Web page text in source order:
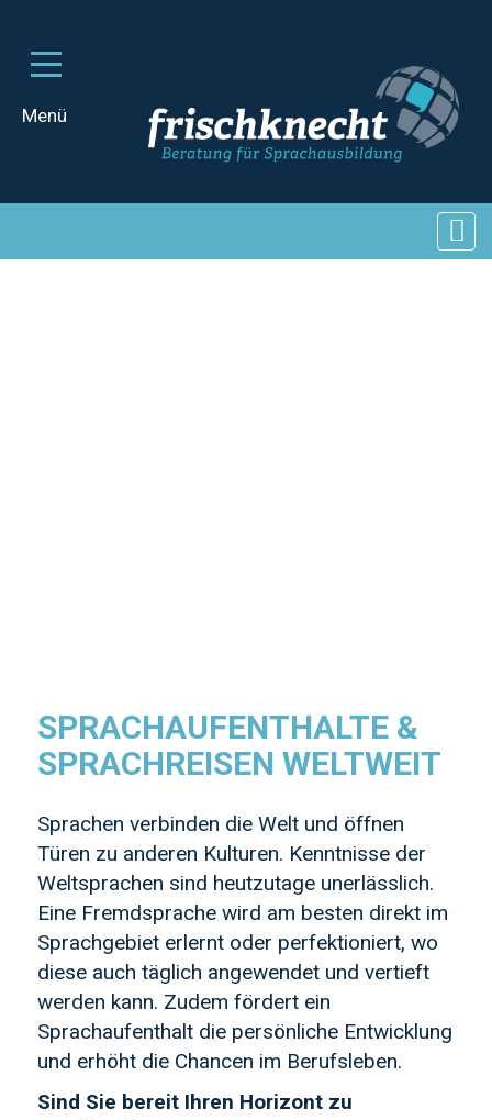
SPRACHAUFENTHALTE &
SPRACHREISEN WELTWEIT
Sprachen verbinden die Welt und öffnen
Türen zu anderen Kulturen. Kenntnisse der
Weltsprachen sind heutzutage unerlässlich.
Eine Fremdsprache wird am besten direkt im
Sprachgebiet erlernt oder perfektioniert, wo
diese auch täglich angewendet und vertieft
werden kann. Zudem fördert ein
Sprachaufenthalt die persönliche Entwicklung
und erhöht die Chancen im Berufsleben.
Sind Sie bereit Ihren Horizont zu